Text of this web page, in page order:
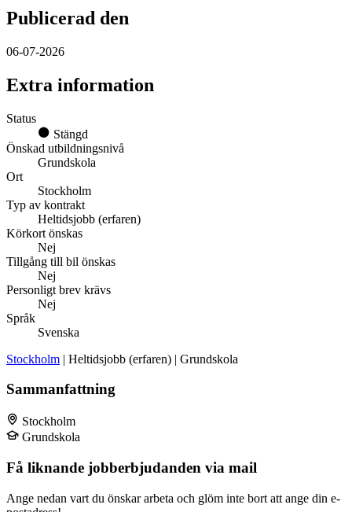
Publicerad den
06-07-2026
Extra information
Status
Stängd
Önskad utbildningsnivå
Grundskola
Ort
Stockholm
Typ av kontrakt
Heltidsjobb (erfaren)
Körkort önskas
Nej
Tillgång till bil önskas
Nej
Personligt brev krävs
Nej
Språk
Svenska
Stockholm | Heltidsjobb (erfaren) | Grundskola
Sammanfattning
Stockholm
Grundskola
Få liknande jobberbjudanden via mail
Ange nedan vart du önskar arbeta och glöm inte bort att ange din e-